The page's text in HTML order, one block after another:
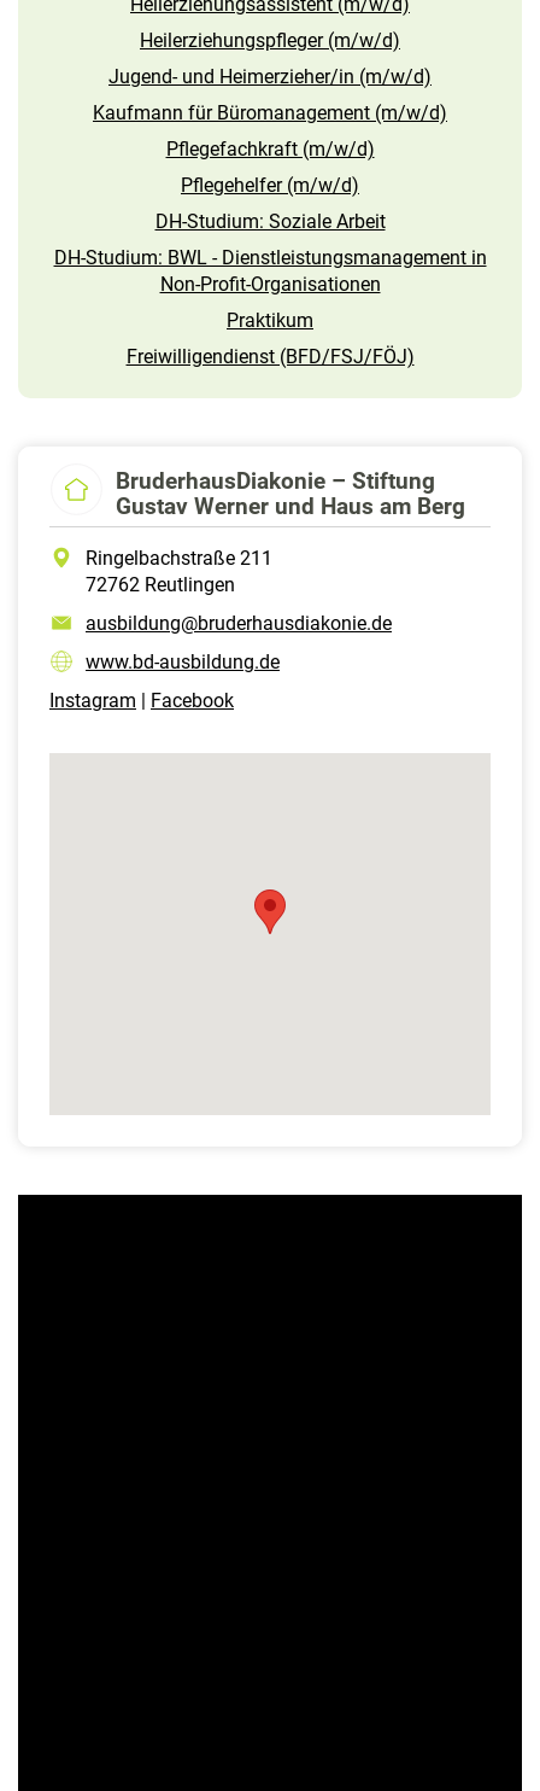
Heilerziehungspfleger (m/w/d)
Jugend- und Heimerzieher/in (m/w/d)
Kaufmann für Büromanagement (m/w/d)
Pflegefachkraft (m/w/d)
Pflegehelfer (m/w/d)
DH-Studium: Soziale Arbeit
DH-Studium: BWL - Dienstleistungsmanagement in
Non-Profit-Organisationen
Praktikum
Freiwilligendienst (BFD/FSJ/FÖJ)
BruderhausDiakonie – Stiftung
Gustav Werner und Haus am Berg
Ringelbachstraße 211
72762 Reutlingen
ausbildung@bruderhausdiakonie.de
www.bd-ausbildung.de
Instagram | Facebook